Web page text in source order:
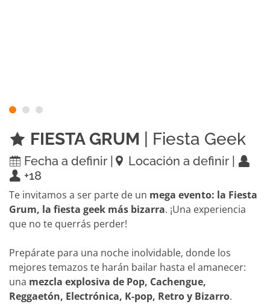
FIESTA GRUM | Fiesta Geek
Fecha a definir |
Locación a definir |
+18
Te invitamos a ser parte de un mega evento: la Fiesta
Grum, la fiesta geek más bizarra. ¡Una experiencia
que no te querrás perder!
Prepárate para una noche inolvidable, donde los
mejores temazos te harán bailar hasta el amanecer:
una mezcla explosiva de Pop, Cachengue,
Reggaetón, Electrónica, K-pop, Retro y Bizarro.